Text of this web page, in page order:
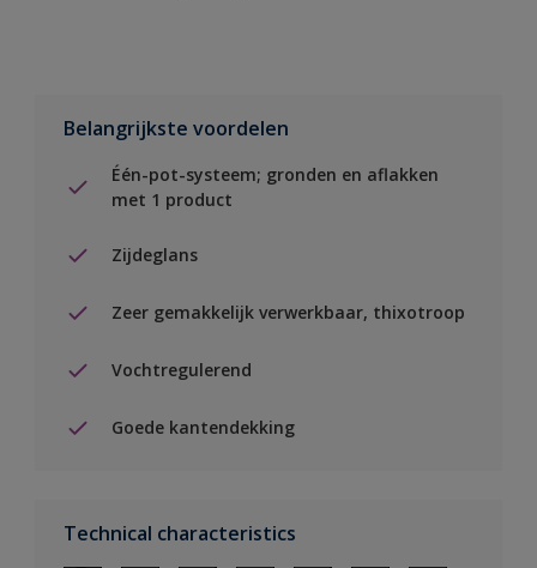
Belangrijkste voordelen
Één-pot-systeem; gronden en aflakken
met 1 product
Zijdeglans
Zeer gemakkelijk verwerkbaar, thixotroop
Vochtregulerend
Goede kantendekking
Technical characteristics